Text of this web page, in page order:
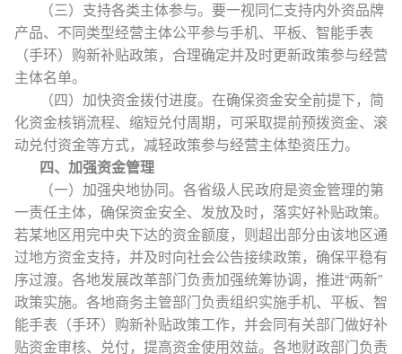
（三）支持各类主体参与。要一视同仁支持内外资品牌
产品、不同类型经营主体公平参与手机、平板、智能手表
（手环）购新补贴政策，合理确定并及时更新政策参与经营
主体名单。
（四）加快资金拨付进度。在确保资金安全前提下，简
化资金核销流程、缩短兑付周期，可采取提前预拨资金、滚
动兑付资金等方式，减轻政策参与经营主体垫资压力。
四、加强资金管理
（一）加强央地协同。各省级人民政府是资金管理的第
一责任主体，确保资金安全、发放及时，落实好补贴政策。
若某地区用完中央下达的资金额度，则超出部分由该地区通
过地方资金支持，并及时向社会公告接续政策，确保平稳有
序过渡。各地发展改革部门负责加强统筹协调，推进“两新”
政策实施。各地商务主管部门负责组织实施手机、平板、智
能手表（手环）购新补贴政策工作，并会同有关部门做好补
贴资金审核、兑付，提高资金使用效益。各地财政部门负责